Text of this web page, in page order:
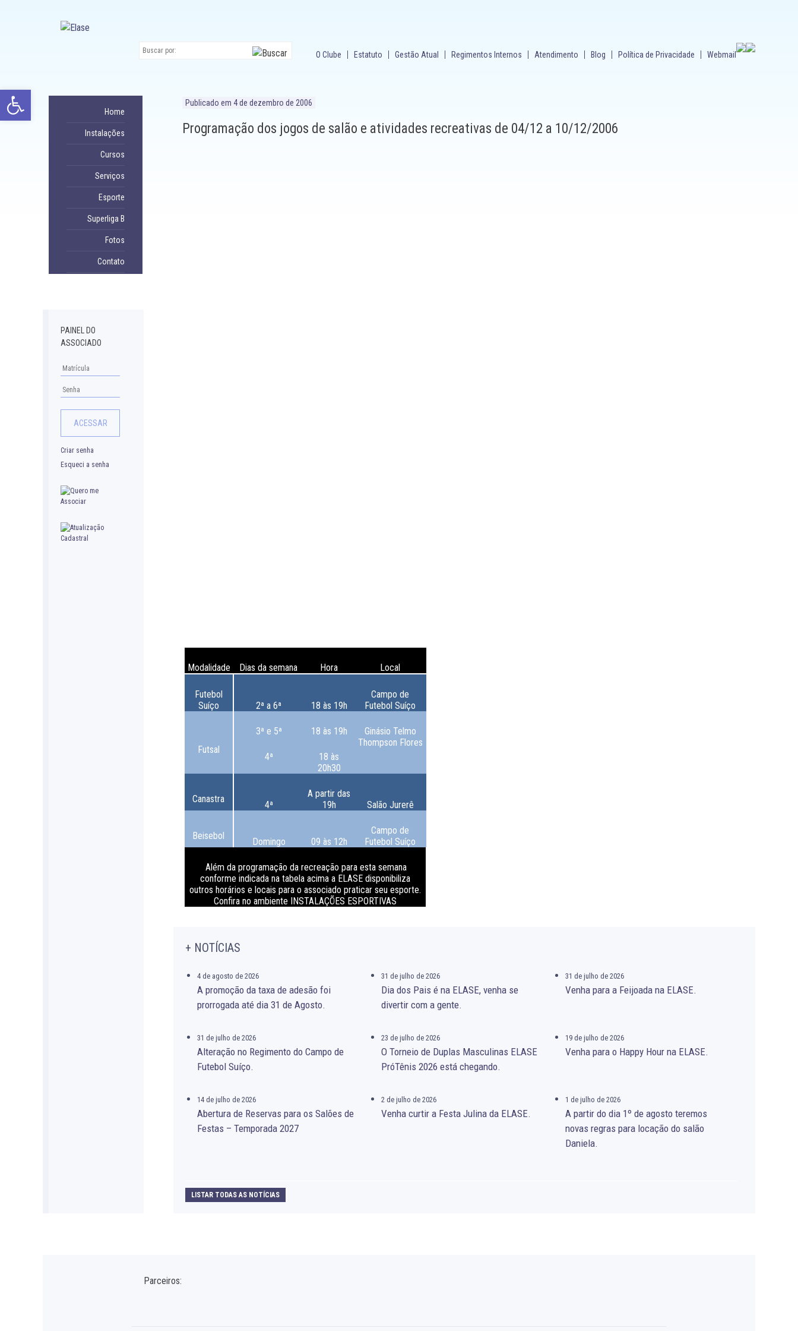
O Clube Estatuto Gestão Atual Regimentos Internos Atendimento Blog Política de Privacidade Webmail
Publicado em 4 de dezembro de 2006
Programação dos jogos de salão e atividades recreativas de 04/12 a 10/12/2006
Modalidade Dias da semana Hora Local
Futebol
Suíço
2ª a 6ª 18 às 19h
Campo de
Futebol Suíço
Futsal
3ª e 5ª 18 às 19h
Ginásio Telmo
Thompson Flores
4ª
18 às
20h30
Canastra
4ª
A partir das
19h
Salão Jurerê
Beisebol
Domingo 09 às 12h
Campo de
Futebol Suíço
Além da programação da recreação para esta semana
conforme indicada na tabela acima a ELASE disponibiliza
outros horários e locais para o associado praticar seu esporte.
Confira no ambiente INSTALAÇÕES ESPORTIVAS
+ NOTÍCIAS
4 de agosto de 2026
A promoção da taxa de adesão foi
prorrogada até dia 31 de Agosto.
31 de julho de 2026
Dia dos Pais é na ELASE, venha se
divertir com a gente.
31 de julho de 2026
Venha para a Feijoada na ELASE.
31 de julho de 2026
Alteração no Regimento do Campo de
Futebol Suíço.
23 de julho de 2026
O Torneio de Duplas Masculinas ELASE
PróTênis 2026 está chegando.
19 de julho de 2026
Venha para o Happy Hour na ELASE.
14 de julho de 2026
Abertura de Reservas para os Salões de
Festas – Temporada 2027
2 de julho de 2026
Venha curtir a Festa Julina da ELASE.
1 de julho de 2026
A partir do dia 1º de agosto teremos
novas regras para locação do salão
Daniela.
LISTAR TODAS AS NOTÍCIAS
Home
Instalações
Cursos
Serviços
Esporte
Superliga B
Fotos
Contato
PAINEL DO
ASSOCIADO
Criar senha
Esqueci a senha
Parceiros:
Abrir a barra de ferramentas